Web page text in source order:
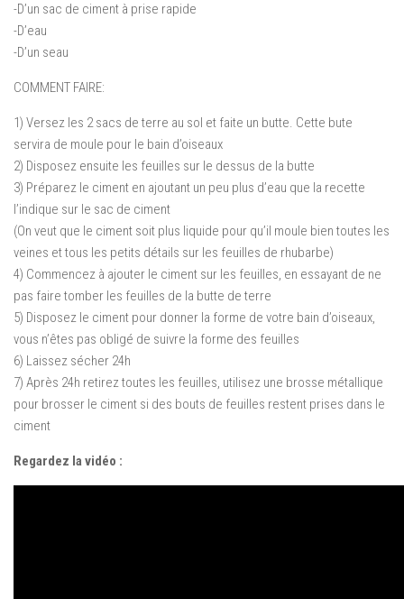
-D’un sac de ciment à prise rapide
-D’eau
-D’un seau
COMMENT FAIRE:
1) Versez les 2 sacs de terre au sol et faite un butte. Cette bute
servira de moule pour le bain d’oiseaux
2) Disposez ensuite les feuilles sur le dessus de la butte
3) Préparez le ciment en ajoutant un peu plus d’eau que la recette
l’indique sur le sac de ciment
(On veut que le ciment soit plus liquide pour qu’il moule bien toutes les
veines et tous les petits détails sur les feuilles de rhubarbe)
4) Commencez à ajouter le ciment sur les feuilles, en essayant de ne
pas faire tomber les feuilles de la butte de terre
5) Disposez le ciment pour donner la forme de votre bain d’oiseaux,
vous n’êtes pas obligé de suivre la forme des feuilles
6) Laissez sécher 24h
7) Après 24h retirez toutes les feuilles, utilisez une brosse métallique
pour brosser le ciment si des bouts de feuilles restent prises dans le
ciment
Regardez la vidéo :